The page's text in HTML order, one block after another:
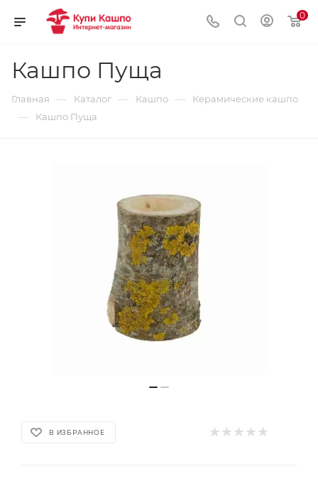
0
Кашпо Пуща
Главная — Каталог — Кашпо — Керамические кашпо
— Кашпо Пуща
В ИЗБРАННОЕ